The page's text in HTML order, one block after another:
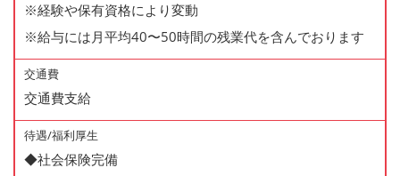
※経験や保有資格により変動
※給与には月平均40〜50時間の残業代を含んでおります
交通費
交通費支給
待遇/福利厚生
◆社会保険完備